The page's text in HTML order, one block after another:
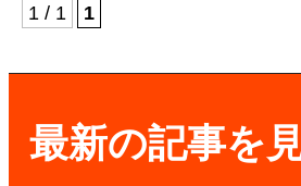
1 / 1 1
最新の記事を